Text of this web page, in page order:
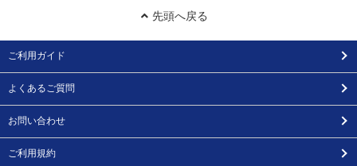
先頭へ戻る
ご利用ガイド
よくあるご質問
お問い合わせ
ご利用規約